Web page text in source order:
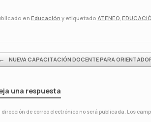
enEducación y etiquetado ATENEO,
de artículos
← NUEVA CAPACITACIÓN DOCENTE PARA
una respuesta
dirección de correo electrónico no será publicada. Los